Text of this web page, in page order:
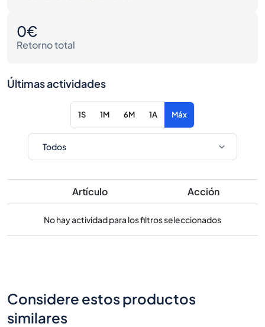
0€
Retorno total
Últimas actividades
1S 1M 6M 1A Máx
Artículo Acción
No hay actividad para los filtros seleccionados
Considere estos productos
similares